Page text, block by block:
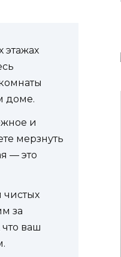
доме.
и
мерзнуть
— это
чистых
за
ваш